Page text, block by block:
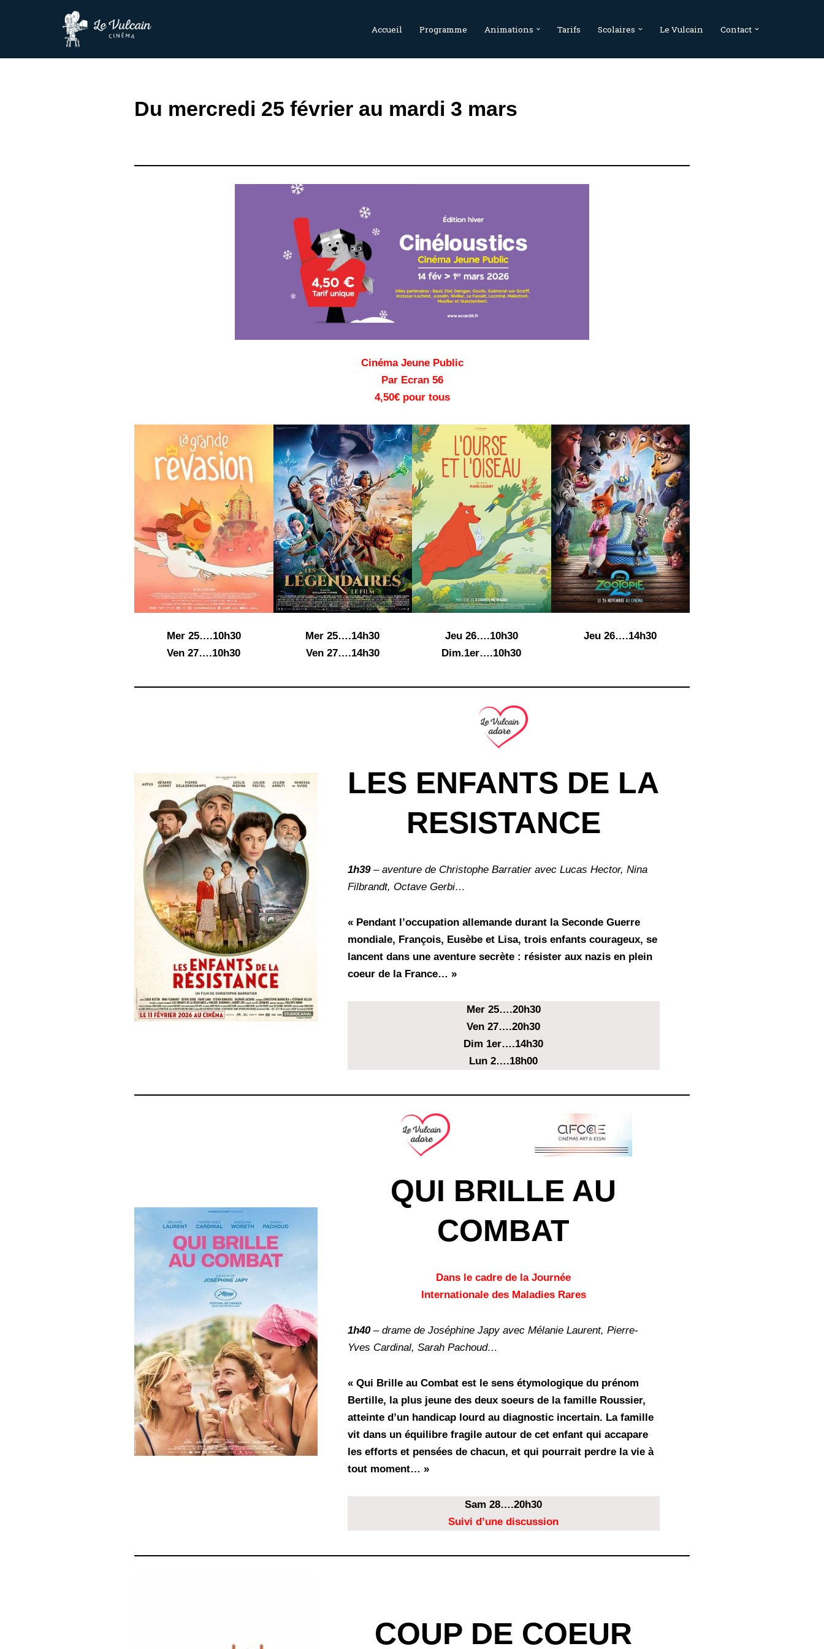
Accueil Programme Animations Tarifs Scolaires Le Vulcain Contact
Du mercredi 25 février au mardi 3 mars
Cinéma Jeune Public
Par Ecran 56
4,50€ pour tous
Mer 25….10h30
Ven 27….10h30
Mer 25….14h30
Ven 27….14h30
Jeu 26….10h30
Dim.1er….10h30
Jeu 26….14h30
LES ENFANTS DE LA
RESISTANCE
1h39– aventure de Christophe Barratier avec Lucas Hector, Nina
Filbrandt, Octave Gerbi…
« Pendant l’occupation allemande durant la Seconde Guerre
mondiale, François, Eusèbe et Lisa, trois enfants courageux, se
lancent dans une aventure secrète : résister aux nazis en plein
coeur de la France… »
Mer 25….20h30
Ven 27….20h30
Dim 1er….14h30
Lun 2….18h00
QUI BRILLE AU
COMBAT
Dans le cadre de la Journée
Internationale des Maladies Rares
1h40 – drame de Joséphine Japy avec Mélanie Laurent, Pierre-
Yves Cardinal, Sarah Pachoud…
« Qui Brille au Combat est le sens étymologique du prénom
Bertille, la plus jeune des deux soeurs de la famille Roussier,
atteinte d’un handicap lourd au diagnostic incertain. La famille
vit dans un équilibre fragile autour de cet enfant qui accapare
les efforts et pensées de chacun, et qui pourrait perdre la vie à
tout moment… »
Sam 28….20h30
Suivi d’une discussion
COUP DE COEUR